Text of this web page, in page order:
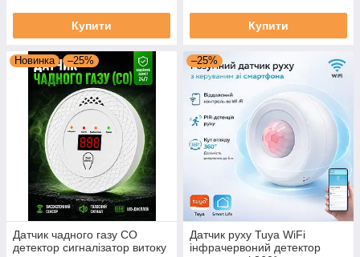
Купити Купити
Новинка –25%
Датчик чадного газу CO
детектор сигналізатор витоку
–25%
Датчик руху Tuya WiFi
інфрачервоний детектор